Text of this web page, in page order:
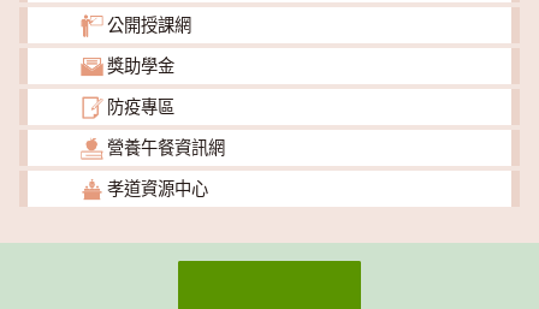
公開授課網
獎助學金
防疫專區
營養午餐資訊網
孝道資源中心